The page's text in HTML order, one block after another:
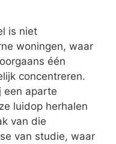
is niet
woningen, waar
één
concentreren.
een aparte
luidop herhalen
van die
van studie, waar